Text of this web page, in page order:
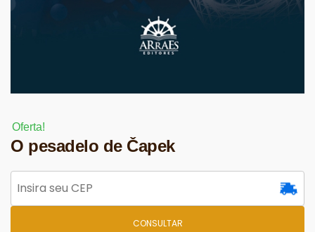
Oferta!
O pesadelo de Čapek
CONSULTAR